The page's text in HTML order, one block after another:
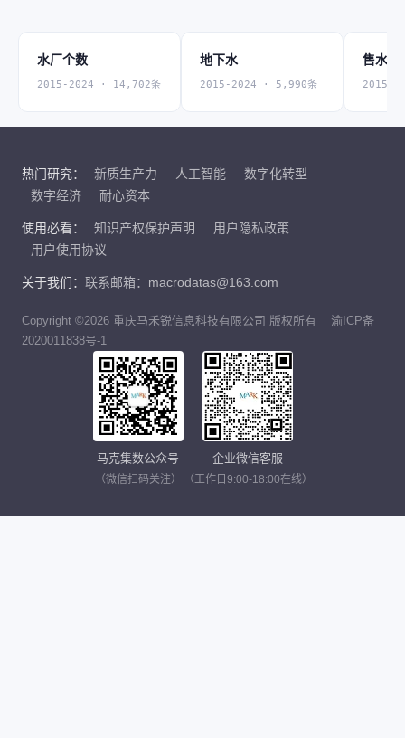
水厂个数
2015-2024 · 14,702条
地下水
2015-2024 · 5,990条
售水量
2015-
热门研究： 新质生产力 人工智能
数字化转型
数字经济
耐心资本
使用必看： 知识产权保护声明
用户隐私政策
用户使用协议
关于我们： 联系邮箱：macrodatas@163.com
Copyright ©2026 重庆马禾锐信息科技有限公司 版权所有
渝ICP备
2020011838号-1
马克集数公众号
（微信扫码关注）
企业微信客服
（工作日9:00-18:00在线）